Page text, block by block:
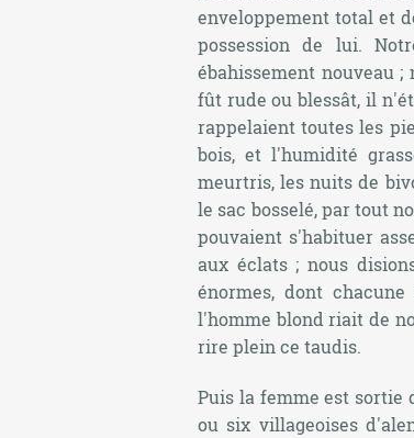
enveloppement total et
possession de lui.
ébahissement nouveau
fût rude ou blessât, il
rappelaient toutes les
bois, et l'humidité
meurtris, les nuits de
le sac bosselé, par tout
pouvaient s'habituer
aux éclats ; nous
énormes, dont
l'homme blond riait de
rire plein ce taudis.
Puis la femme est sortie
ou six villageoises